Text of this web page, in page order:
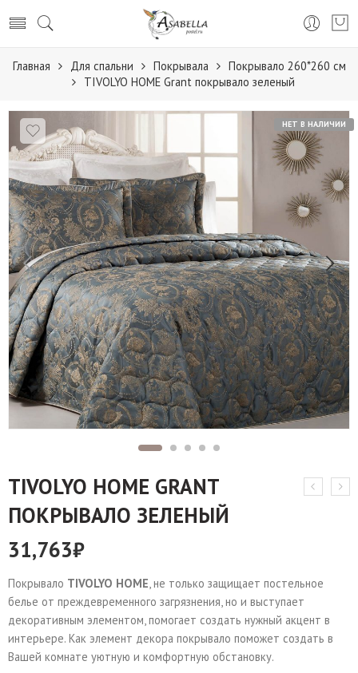
Главная Для спальни Покрывала
Покрывало 260*260 см
TIVOLYO HOME Grant покрывало зеленый
НЕТ В НАЛИЧИИ
TIVOLYO HOME GRANT
ПОКРЫВАЛО ЗЕЛЕНЫЙ
31,763₽
Покрывало TIVOLYO HOME, не только защищает постельное
белье от преждевременного загрязнения, но и выступает
декоративным элементом, помогает создать нужный акцент в
интерьере. Как элемент декора покрывало поможет создать в
Вашей комнате уютную и комфортную обстановку.